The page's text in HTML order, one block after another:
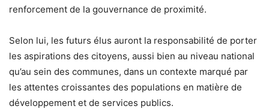
renforcement de la gouvernance de proximité.
Selon lui, les futurs élus auront la responsabilité de porter
les aspirations des citoyens, aussi bien au niveau national
qu’au sein des communes, dans un contexte marqué par
les attentes croissantes des populations en matière de
développement et de services publics.